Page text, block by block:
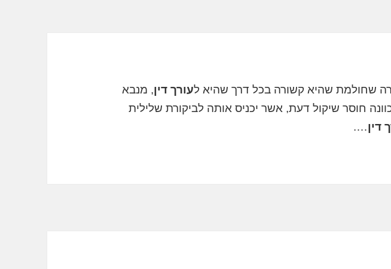
שחולמת שהיא קשורה בכל דרך שהיא לעורך דין, מנבא
חוסר שיקול דעת, אשר יכניס אותה לביקורת שלילית
דין….